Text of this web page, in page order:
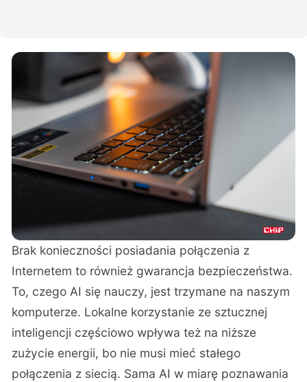
Brak konieczności posiadania połączenia z
Internetem to również gwarancja bezpieczeństwa.
To, czego AI się nauczy, jest trzymane na naszym
komputerze. Lokalne korzystanie ze sztucznej
inteligencji częściowo wpływa też na niższe
zużycie energii, bo nie musi mieć stałego
połączenia z siecią. Sama AI w miarę poznawania